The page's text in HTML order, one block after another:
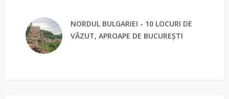
NORDUL BULGARIEI - 10 LOCURI DE
VĂZUT, APROAPE DE BUCUREȘTI